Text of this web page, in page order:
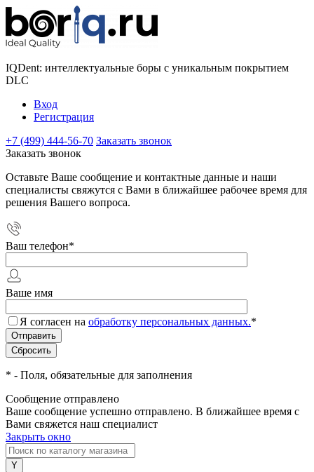
IQDent: интеллектуальные боры с уникальным покрытием
DLC
Вход
Регистрация
+7 (499) 444-56-70 Заказать звонок
Заказать звонок
Оставьте Ваше сообщение и контактные данные и наши
специалисты свяжутся с Вами в ближайшее рабочее время для
решения Вашего вопроса.
Ваш телефон*
Ваше имя
Я согласен на обработку персональных данных.*
* - Поля, обязательные для заполнения
Сообщение отправлено
Ваше сообщение успешно отправлено. В ближайшее время с
Вами свяжется наш специалист
Закрыть окно